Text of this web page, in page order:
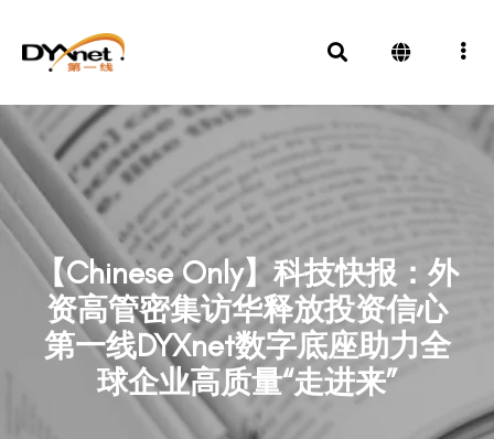
【Chinese Only】科技快报：外
资高管密集访华释放投资信心
第一线DYXnet数字底座助力全
球企业高质量“走进来”